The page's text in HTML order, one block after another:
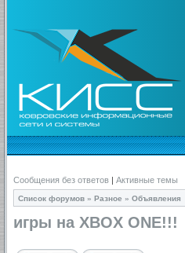
Сообщения без ответов | Активные темы
Список форумов » Разное » Объявления
игры на XBOX ONE!!!